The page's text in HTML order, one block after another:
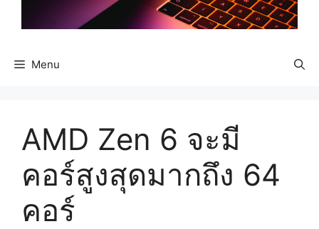
Menu
AMD Zen 6 จะมี
คอร์สูงสุดมากถึง 64
คอร์